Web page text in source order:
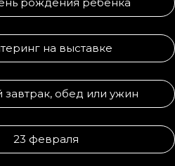
на выставке
завтрак, обед или ужин
23 февраля